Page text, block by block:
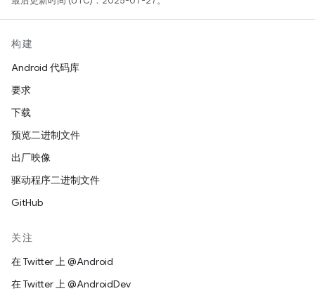
构建
Android 代码库
要求
下载
预览二进制文件
出厂映像
驱动程序二进制文件
GitHub
关注
在 Twitter 上 @Android
在 Twitter 上 @AndroidDev